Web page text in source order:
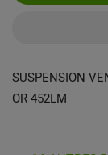
SUSPENSION
OR 452LM